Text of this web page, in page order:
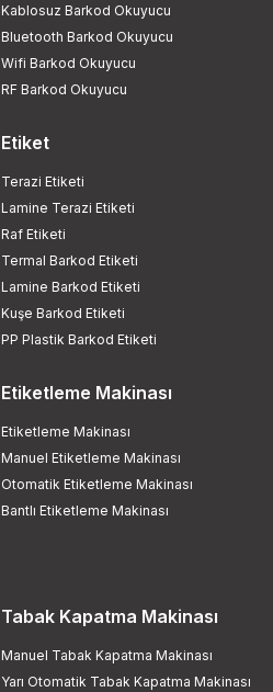
Kablosuz Barkod Okuyucu
Bluetooth Barkod Okuyucu
Wifi Barkod Okuyucu
RF Barkod Okuyucu
Etiket
Terazi Etiketi
Lamine Terazi Etiketi
Raf Etiketi
Termal Barkod Etiketi
Lamine Barkod Etiketi
Kuşe Barkod Etiketi
PP Plastik Barkod Etiketi
Etiketleme Makinası
Etiketleme Makinası
Manuel Etiketleme Makinası
Otomatik Etiketleme Makinası
Bantlı Etiketleme Makinası
Tabak Kapatma Makinası
Manuel Tabak Kapatma Makinası
Yarı Otomatik Tabak Kapatma Makinası